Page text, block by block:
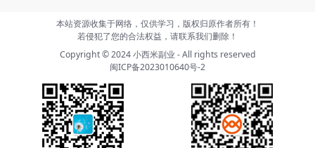
本站资源收集于网络，仅供学习，版权归原作者所有！
若侵犯了您的合法权益，请联系我们删除！
Copyright © 2024小西米副业 - All rights reserved
闽ICP备2023010640号-2